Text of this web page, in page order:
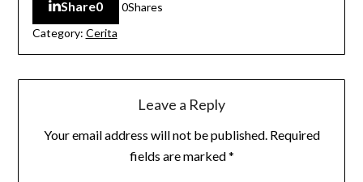
Share0 0Shares
Category: Cerita
Leave a Reply
Your email address will not be published. Required
fields are marked*